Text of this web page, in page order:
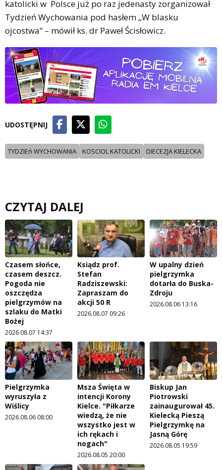
katolicki w Polsce już po raz jedenasty zorganizował
Tydzień Wychowania pod hasłem „W blasku
ojcostwa” – mówił ks. dr Paweł Ścisłowicz.
UDOSTĘPNIJ
TYDZIEń WYCHOWANIA KOSCIOL KATOLICKI DIECEZJA KIELECKA
CZYTAJ DALEJ
Czasem słońce,
czasem deszcz.
Pogoda nie
oszczędza
pielgrzymów na
szlaku do Matki
Bożej
2026.08.07 14:37
Ksiądz prof.
Stefan
Radziszewski:
Zapraszam do
akcji 50 R
2026.08.07 09:26
W upalny dzień
pielgrzymka
dotarła do Buska-
Zdroju
2026.08.06 13:16
Pielgrzymka
wyruszyła z
Wiślicy
2026.08.06 08:00
Msza Święta w
intencji Korony
Kielce. "Piłkarze
wiedzą, że nie
wszystko jest w
ich rękach i
nogach"
2026.08.05 20:00
Biskup Jan
Piotrowski
zainaugurował 45.
Kielecką Pieszą
Pielgrzymkę na
Jasną Górę
2026.08.05 19:59